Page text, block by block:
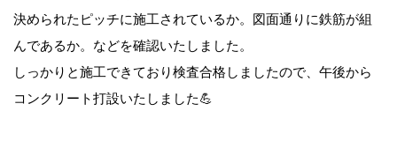
決められたピッチに施工されているか。図面通りに鉄筋が組
んであるか。などを確認いたしました。
しっかりと施工できており検査合格しましたので、午後から
コンクリート打設いたしました💪